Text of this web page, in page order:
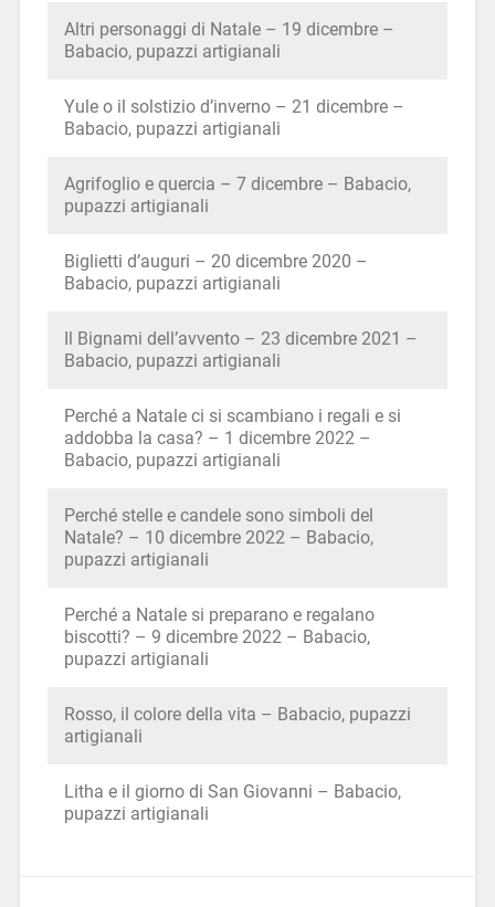
Altri personaggi di Natale – 19 dicembre –
Babacio, pupazzi artigianali
Yule o il solstizio d’inverno – 21 dicembre –
Babacio, pupazzi artigianali
Agrifoglio e quercia – 7 dicembre – Babacio,
pupazzi artigianali
Biglietti d’auguri – 20 dicembre 2020 –
Babacio, pupazzi artigianali
Il Bignami dell’avvento – 23 dicembre 2021 –
Babacio, pupazzi artigianali
Perché a Natale ci si scambiano i regali e si
addobba la casa? – 1 dicembre 2022 –
Babacio, pupazzi artigianali
Perché stelle e candele sono simboli del
Natale? – 10 dicembre 2022 – Babacio,
pupazzi artigianali
Perché a Natale si preparano e regalano
biscotti? – 9 dicembre 2022 – Babacio,
pupazzi artigianali
Rosso, il colore della vita – Babacio, pupazzi
artigianali
Litha e il giorno di San Giovanni – Babacio,
pupazzi artigianali